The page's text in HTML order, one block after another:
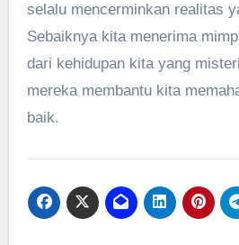
selalu mencerminkan realitas
Sebaiknya kita menerima
dari kehidupan kita yang
mereka membantu kita
baik.